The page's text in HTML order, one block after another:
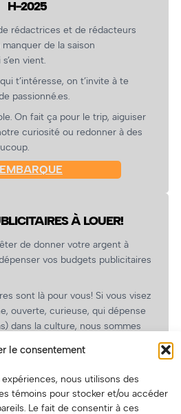
le consentement
nous utilisons des
témoins pour stocker et/ou accéder
Le fait de consentir à ces
H-2025
rédactrices et de rédacteurs
de la saison
vient.
t’intéresse, on t’invite à te
passionné.es.
On fait ça pour le trip, aiguiser
curiosité ou redonner à des
À LOUER!
de donner votre argent à
vos budgets publicitaires
sont là pour vous! Si vous visez
ouverte, curieuse, qui dépense
dans la culture, nous sommes
spéciaux pour vous, les